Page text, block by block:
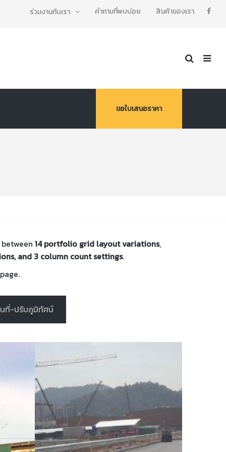
ร่วมงานกับเรา คำถามที่พบบ่อย สินค้าของเรา
ขอใบเสนอราคา
14 portfolio grid layout variations,
and 3 column count settings.
ที่-ปรับภูมิทัศน์